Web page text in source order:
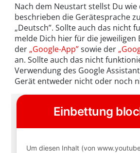
Nach dem Neustart stellst Du wie
beschrieben die Gerätesprache
„Deutsch”. Sollte auch das nicht
melde Dich hier für die jeweiligen
der „Google-App”sowie der
an. Sollte auch das nicht
Verwendung des Google
Gerät entweder nicht oder noch